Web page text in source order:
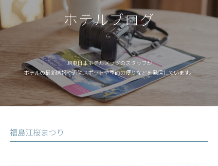
ホテルブログ
JR東日本ホテルメッツのスタッフが
ホテルの最新情報や近隣スポットや季節の便りなどを発信しています。
福島江桜まつり